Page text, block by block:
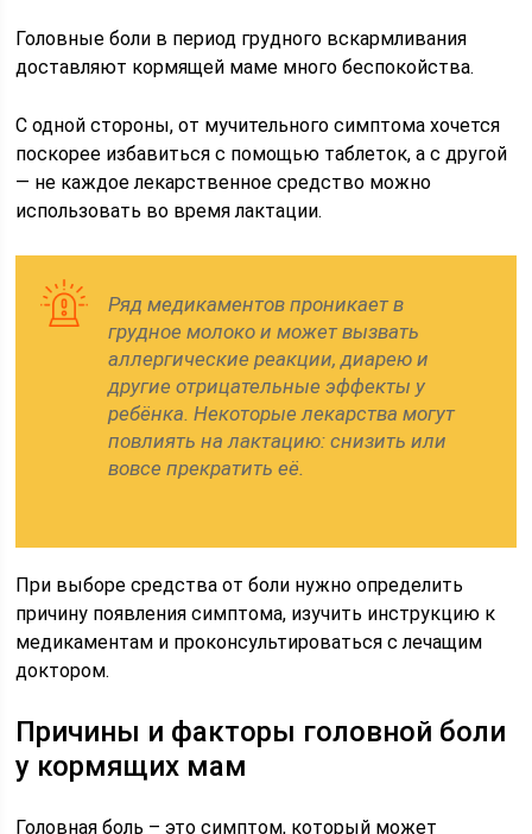
Головные боли в период грудного вскармливания
доставляют кормящей маме много беспокойства.
С одной стороны, от мучительного симптома хочется
поскорее избавиться с помощью таблеток, а с другой
— не каждое лекарственное средство можно
использовать во время лактации.
Ряд медикаментов проникает в
грудное молоко и может вызвать
аллергические реакции, диарею и
другие отрицательные эффекты у
ребёнка. Некоторые лекарства могут
повлиять на лактацию: снизить или
вовсе прекратить её.
При выборе средства от боли нужно определить
причину появления симптома, изучить инструкцию к
медикаментам и проконсультироваться с лечащим
доктором.
Причины и факторы головной боли
у кормящих мам
Головная боль – это симптом, который может